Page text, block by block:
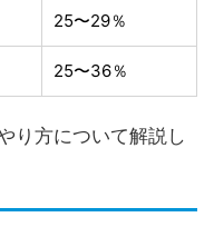
25〜29％
25〜36％
り方について解説し